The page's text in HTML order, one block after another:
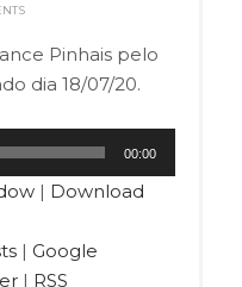
Pinhais pelo
dia 18/07/20.
00:00
| Download
| Google
| RSS